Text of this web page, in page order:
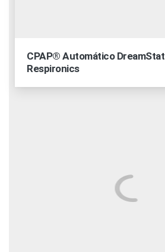
CPAP® Automático
Respironics